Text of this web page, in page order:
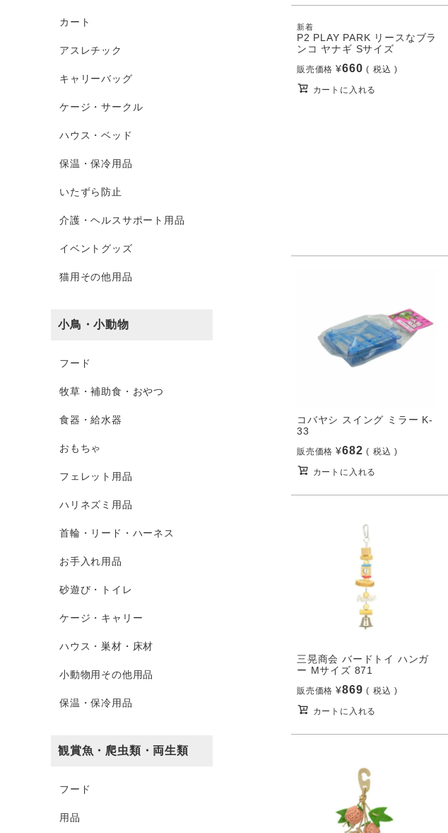
カート
アスレチック
キャリーバッグ
ケージ・サークル
ハウス・ベッド
保温・保冷用品
いたずら防止
介護・ヘルスサポート用品
イベントグッズ
猫用その他用品
小鳥・小動物
フード
牧草・補助食・おやつ
食器・給水器
おもちゃ
フェレット用品
ハリネズミ用品
首輪・リード・ハーネス
お手入れ用品
砂遊び・トイレ
ケージ・キャリー
ハウス・巣材・床材
小動物用その他用品
保温・保冷用品
観賞魚・爬虫類・両生類
フード
用品
新着
P2 PLAY PARK リースなブラ
ンコ ヤナギ Sサイズ
販売価格 ¥660 税込
カートに入れる
コバヤシ スイング ミラー K-
33
販売価格 ¥682 税込
カートに入れる
三晃商会 バードトイ ハンガ
ー Mサイズ 871
販売価格 ¥869 税込
カートに入れる